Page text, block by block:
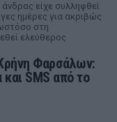
είχε συλληφθεί
ημέρες για ακριβώς
στη
ελεύθερος
Φαρσάλων:
και SMS από το